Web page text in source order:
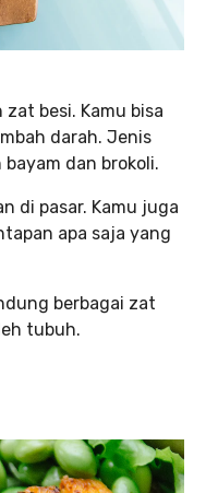
besi. Kamu bisa
darah. Jenis
dan brokoli.
di pasar. Kamu juga
apa saja yang
berbagai zat
tubuh.